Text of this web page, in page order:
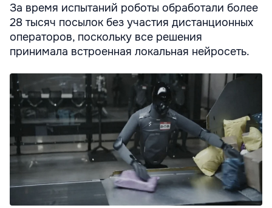
За время испытаний роботы обработали более
28 тысяч посылок без участия дистанционных
операторов, поскольку все решения
принимала встроенная локальная нейросеть.